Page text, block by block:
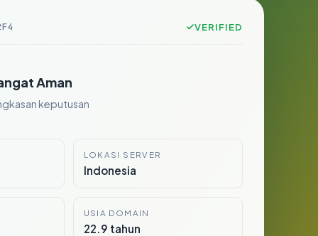
VERIFIED
Aman
keputusan
LOKASI SERVER
Indonesia
USIA DOMAIN
22.9 tahun